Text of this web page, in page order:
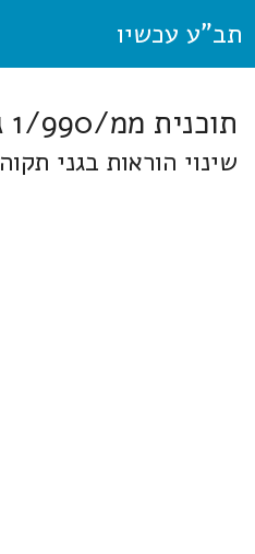
תב"ע עכשיו
תוכנית ממ/1/990 גני תקווה
שינוי הוראות בגני תקוה